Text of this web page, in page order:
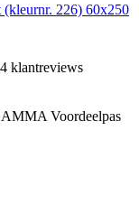
226) 60x250
klantreviews
Voordeelpas